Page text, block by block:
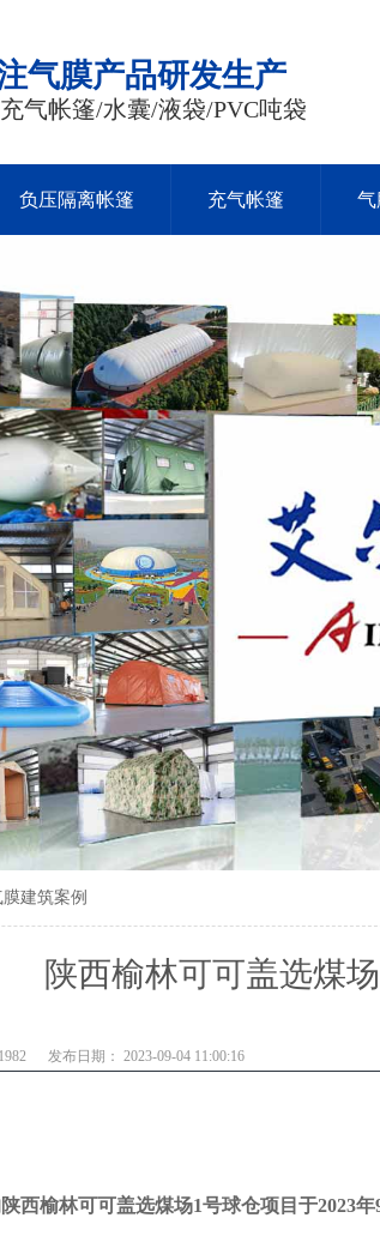
气膜产品研发生产
气帐篷/水囊/液袋/PVC吨袋
负压隔离帐篷 充气帐篷 气
膜建筑案例
陕西榆林可可盖选煤
发布日期： 2023-09-04 11:00:16
西榆林可可盖选煤场1号球仓项目于2023年